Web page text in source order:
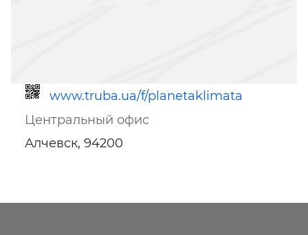
www.truba.ua/f/planetaklimata
Центральный офис
Алчевск, 94200